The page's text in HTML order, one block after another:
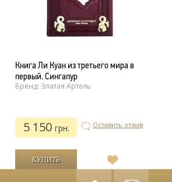
Книга Ли Куан из третьего мира в
первый. Сингапур
Бренд: Златая Артель
5 150 грн. Оставить отзыв
В